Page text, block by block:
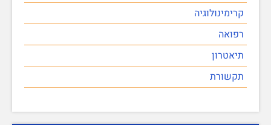
קרימינולוגיה
רפואה
תיאטרון
תקשורת